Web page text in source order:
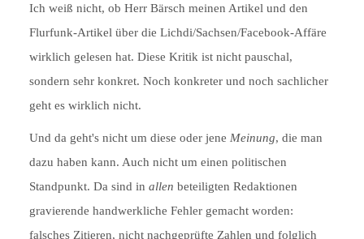
Ich weiß nicht, ob Herr Bärsch meinen Artikel und den
Flurfunk-Artikel über die Lichdi/Sachsen/Facebook-Affäre
wirklich gelesen hat. Diese Kritik ist nicht pauschal,
sondern sehr konkret. Noch konkreter und noch sachlicher
geht es wirklich nicht.
Und da geht's nicht um diese oder jene Meinung, die man
dazu haben kann. Auch nicht um einen politischen
Standpunkt. Da sind in allen beteiligten Redaktionen
gravierende handwerkliche Fehler gemacht worden:
falsches Zitieren, nicht nachgeprüfte Zahlen und folglich